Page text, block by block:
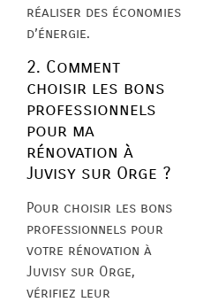
réaliser des économies
d’énergie.
2. Comment
choisir les bons
professionnels
pour ma
rénovation à
Juvisy sur Orge ?
Pour choisir les bons
professionnels pour
votre rénovation à
Juvisy sur Orge,
vérifiez leur